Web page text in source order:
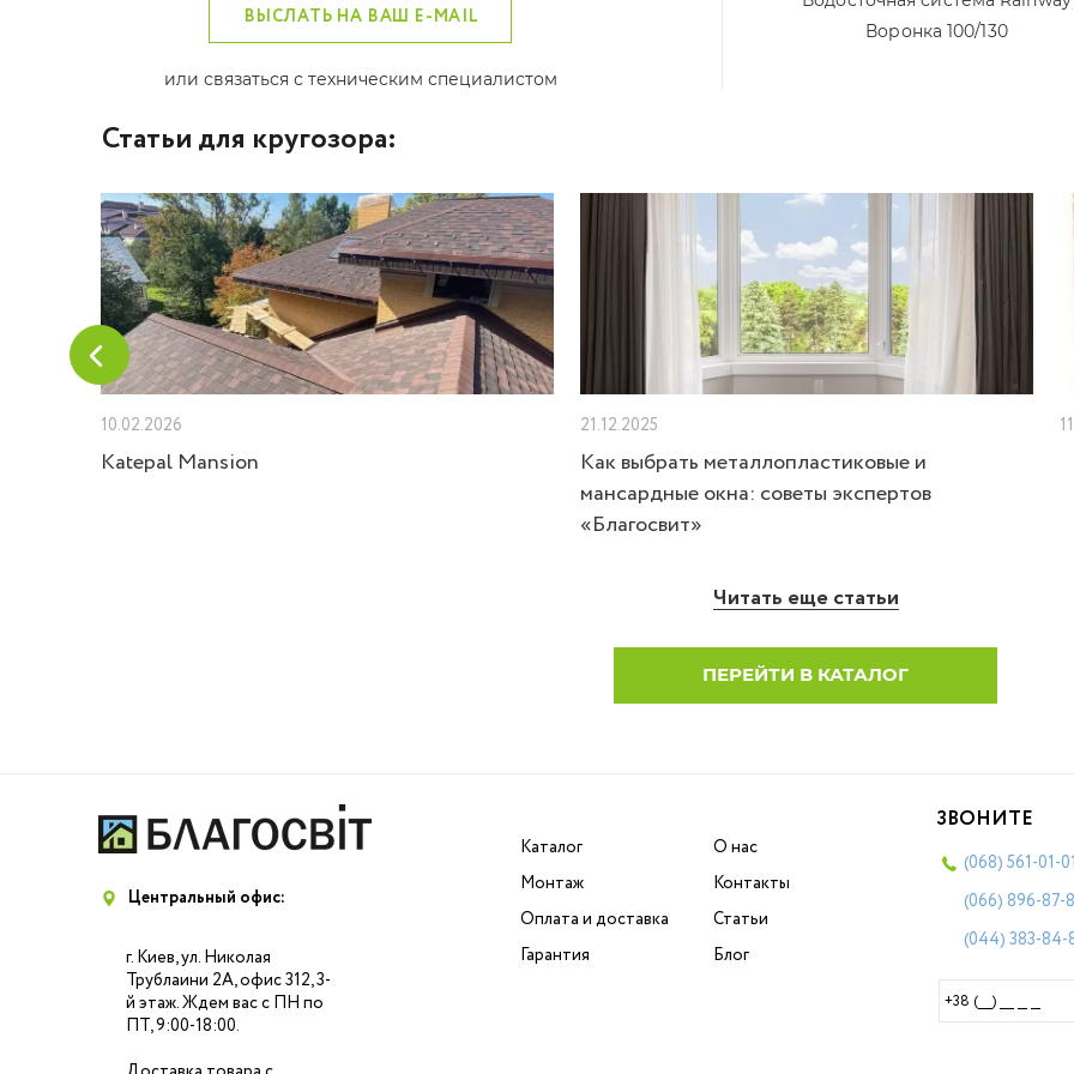
ВЫСЛАТЬ НА ВАШ E-MAIL
или связаться с техническим специалистом
Воронка 100/130
Статьи для кругозора:
10.02.2026
Katepal Mansion
21.12.2025
Как выбрать металлопластиковые и
мансардные окна: советы экспертов
«Благосвит»
Читать еще статьи
ПЕРЕЙТИ В КАТАЛОГ
Центральный офис:
г. Киев, ул. Николая
Трублаини 2А, офис 312, 3-
й этаж. Ждем вас с ПН по
ПТ, 9:00-18:00.
Каталог
Монтаж
Оплата и доставка
Гарантия
О нас
Контакты
Статьи
Блог
ЗВОНИТЕ
(068) 561-01-01
(066) 896-87-
(044) 383-84-